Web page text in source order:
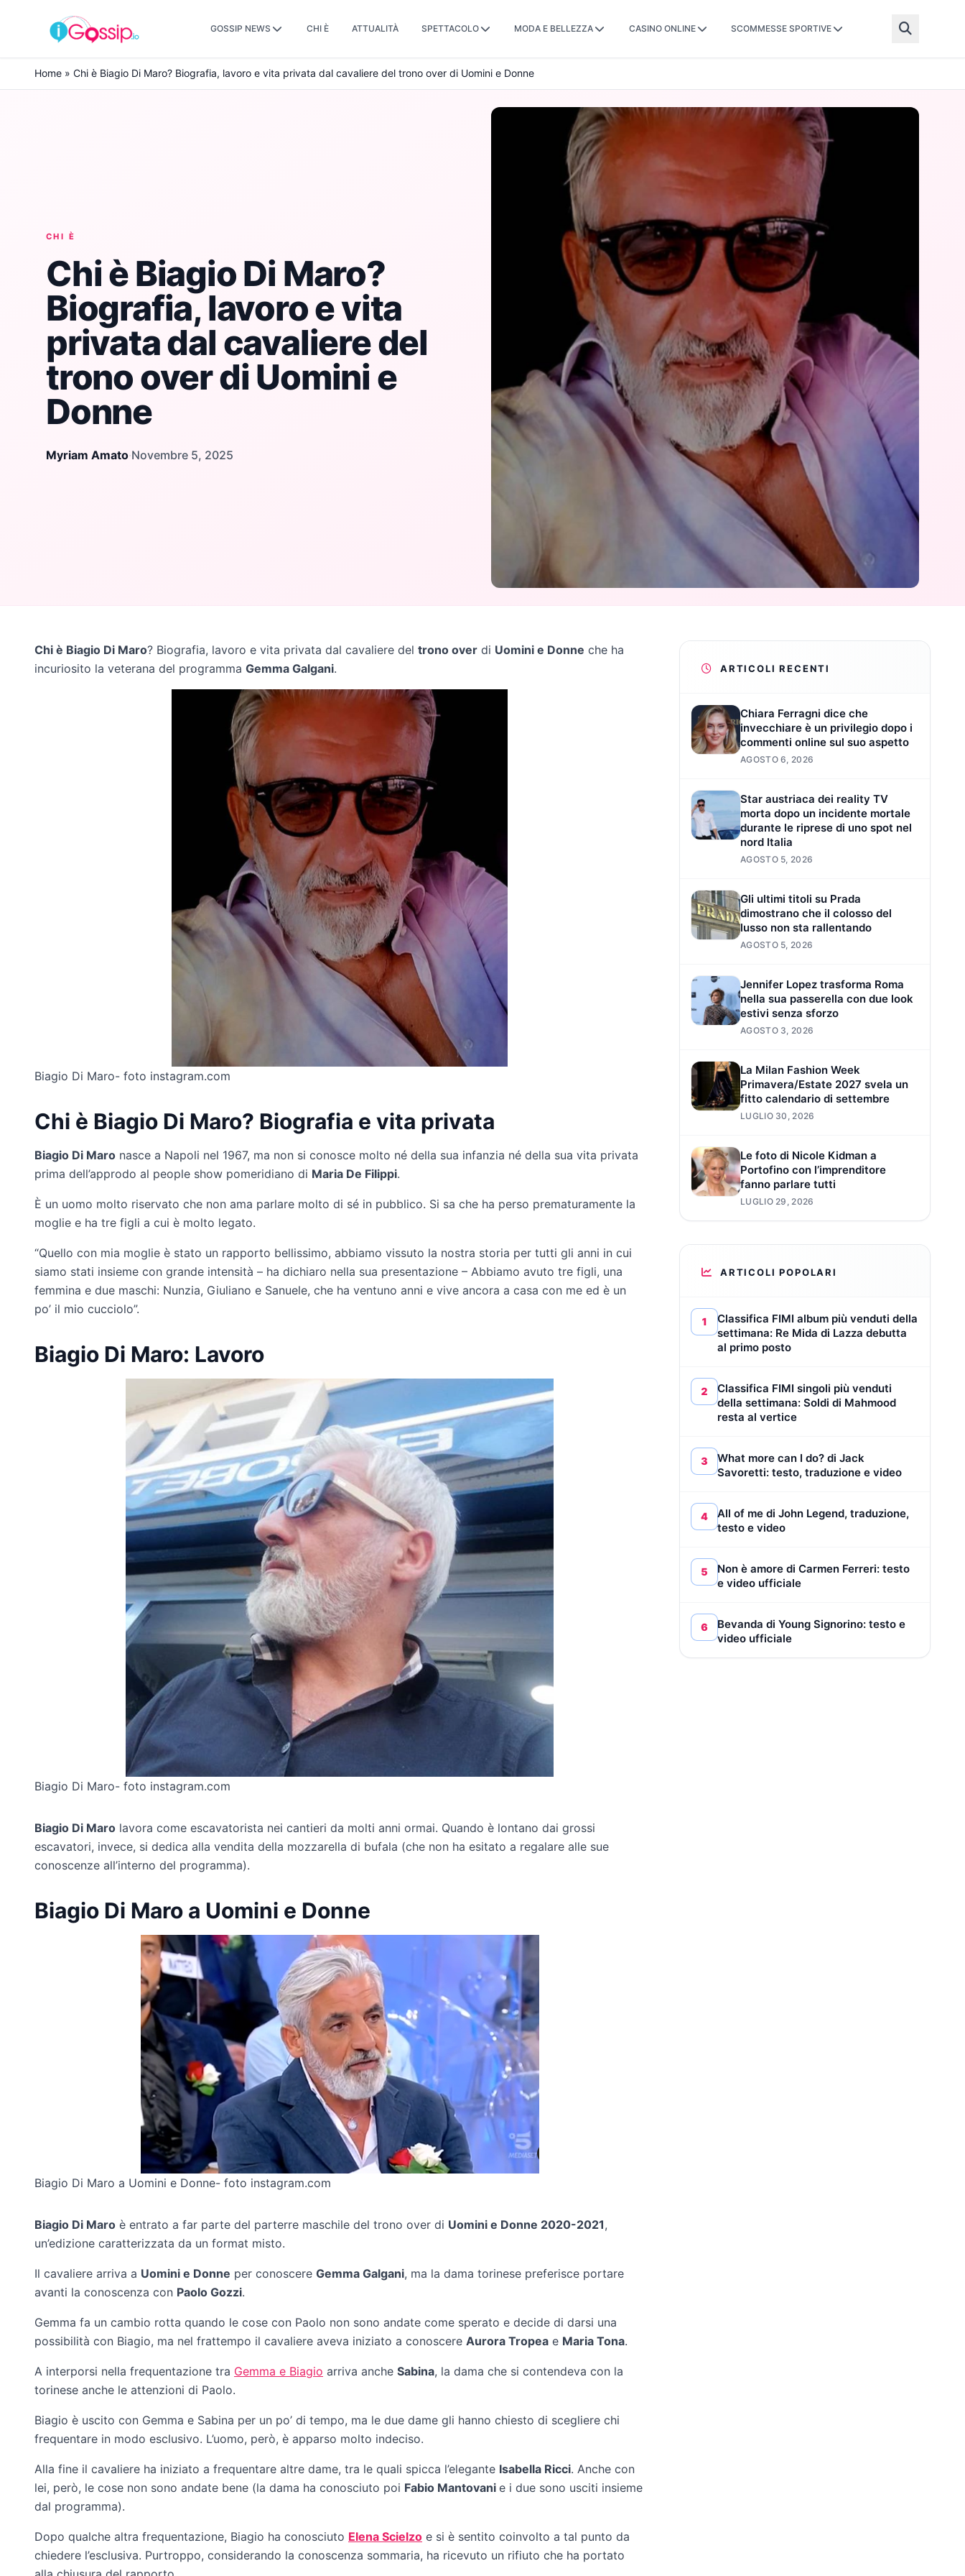
Skip to content
GOSSIP NEWS CHI È ATTUALITÀ SPETTACOLO MODA E BELLEZZA CASINO ONLINE SCOMMESSE SPORTIVE
Home » Chi è Biagio Di Maro? Biografia, lavoro e vita privata dal cavaliere del trono over di Uomini e Donne
CHI È
Chi è Biagio Di Maro?
Biografia, lavoro e vita
privata dal cavaliere del
trono over di Uomini e
Donne
Myriam Amato·Novembre 5, 2025
Chi è Biagio Di Maro? Biografia, lavoro e vita privata dal cavaliere del trono over di Uomini e Donne che ha
incuriosito la veterana del programma Gemma Galgani.
Biagio Di Maro- foto instagram.com
Chi è Biagio Di Maro? Biografia e vita privata
Biagio Di Maro nasce a Napoli nel 1967, ma non si conosce molto né della sua infanzia né della sua vita privata
prima dell’approdo al people show pomeridiano di Maria De Filippi.
È un uomo molto riservato che non ama parlare molto di sé in pubblico. Si sa che ha perso prematuramente la
moglie e ha tre figli a cui è molto legato.
“Quello con mia moglie è stato un rapporto bellissimo, abbiamo vissuto la nostra storia per tutti gli anni in cui
siamo stati insieme con grande intensità – ha dichiaro nella sua presentazione – Abbiamo avuto tre figli, una
femmina e due maschi: Nunzia, Giuliano e Sanuele, che ha ventuno anni e vive ancora a casa con me ed è un
po’ il mio cucciolo”.
Biagio Di Maro: Lavoro
Biagio Di Maro- foto instagram.com
Biagio Di Maro lavora come escavatorista nei cantieri da molti anni ormai. Quando è lontano dai grossi
escavatori, invece, si dedica alla vendita della mozzarella di bufala (che non ha esitato a regalare alle sue
conoscenze all’interno del programma).
Biagio Di Maro a Uomini e Donne
Biagio Di Maro a Uomini e Donne- foto instagram.com
Biagio Di Maro è entrato a far parte del parterre maschile del trono over di Uomini e Donne 2020-2021,
un’edizione caratterizzata da un format misto.
Il cavaliere arriva a Uomini e Donne per conoscere Gemma Galgani, ma la dama torinese preferisce portare
avanti la conoscenza con Paolo Gozzi.
Gemma fa un cambio rotta quando le cose con Paolo non sono andate come sperato e decide di darsi una
possibilità con Biagio, ma nel frattempo il cavaliere aveva iniziato a conoscere Aurora Tropea e Maria Tona.
A interporsi nella frequentazione tra Gemma e Biagio arriva anche Sabina, la dama che si contendeva con la
torinese anche le attenzioni di Paolo.
Biagio è uscito con Gemma e Sabina per un po’ di tempo, ma le due dame gli hanno chiesto di scegliere chi
frequentare in modo esclusivo. L’uomo, però, è apparso molto indeciso.
Alla fine il cavaliere ha iniziato a frequentare altre dame, tra le quali spicca l’elegante Isabella Ricci. Anche con
lei, però, le cose non sono andate bene (la dama ha conosciuto poi Fabio Mantovani e i due sono usciti insieme
dal programma).
Dopo qualche altra frequentazione, Biagio ha conosciuto Elena Scielzo e si è sentito coinvolto a tal punto da
chiedere l’esclusiva. Purtroppo, considerando la conoscenza sommaria, ha ricevuto un rifiuto che ha portato
ARTICOLI RECENTI
Chiara Ferragni dice che
invecchiare è un privilegio dopo i
commenti online sul suo aspetto
AGOSTO 6, 2026
Star austriaca dei reality TV
morta dopo un incidente mortale
durante le riprese di uno spot nel
nord Italia
AGOSTO 5, 2026
Gli ultimi titoli su Prada
dimostrano che il colosso del
lusso non sta rallentando
AGOSTO 5, 2026
Jennifer Lopez trasforma Roma
nella sua passerella con due look
estivi senza sforzo
AGOSTO 3, 2026
La Milan Fashion Week
Primavera/Estate 2027 svela un
fitto calendario di settembre
LUGLIO 30, 2026
Le foto di Nicole Kidman a
Portofino con l’imprenditore
fanno parlare tutti
LUGLIO 29, 2026
ARTICOLI POPOLARI
1
Classifica FIMI album più venduti della
settimana: Re Mida di Lazza debutta
al primo posto
2
Classifica FIMI singoli più venduti
della settimana: Soldi di Mahmood
resta al vertice
3
What more can I do? di Jack
Savoretti: testo, traduzione e video
4
All of me di John Legend, traduzione,
testo e video
5
Non è amore di Carmen Ferreri: testo
e video ufficiale
6
Bevanda di Young Signorino: testo e
video ufficiale